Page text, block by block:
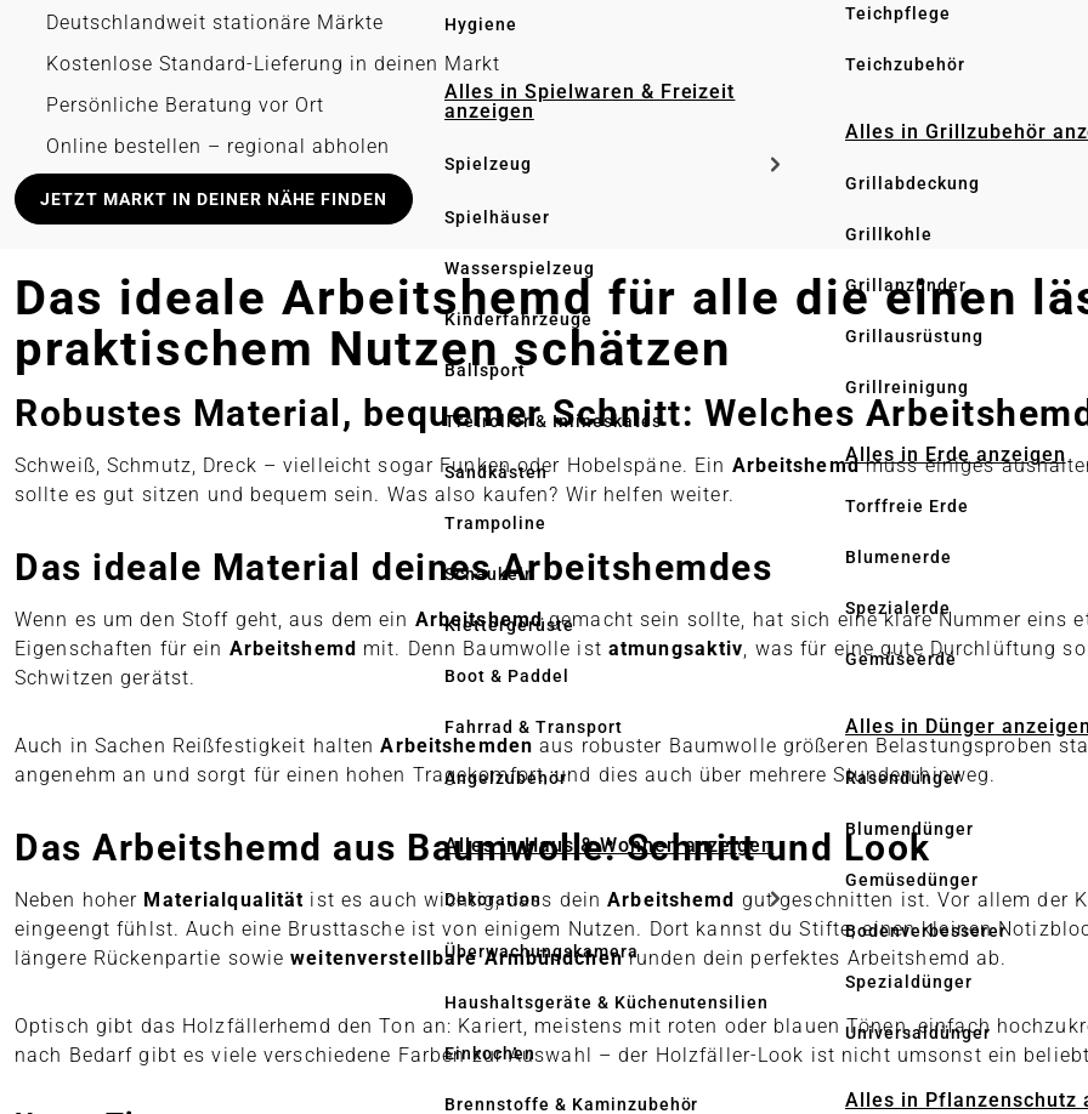
Hygiene
Alles in Spielwaren & Freizeit
anzeigen
Spielzeug
Spielhäuser
Wasserspielzeug
Kinderfahrzeuge
Ballsport
Tretroller & Inlineskates
Sandkästen
Trampoline
Schaukeln
Klettergerüste
Boot & Paddel
Fahrrad & Transport
Angelzubehör
Alles in Haus & Wohnen anzeigen
Dekoration
Überwachungskamera
Haushaltsgeräte & Küchenutensilien
Einkochen
Brennstoffe & Kaminzubehör
Teichpflege
Teichzubehör
Alles in Grillzubehör
Grillabdeckung
Grillkohle
Grillanzünder
Grillausrüstung
Grillreinigung
Alles in Erde anzeigen
Torffreie Erde
Blumenerde
Spezialerde
Gemüseerde
Alles in Dünger anzeigen
Rasendünger
Blumendünger
Gemüsedünger
Bodenverbesserer
Spezialdünger
Universaldünger
Alles in Pflanzenschutz
Deutschlandweit stationäre Märkte
Kostenlose Standard-Lieferung in deinen Markt
Persönliche Beratung vor Ort
Online bestellen – regional abholen
JETZT MARKT IN DEINER NÄHE FINDEN
Das ideale Arbeitshemd für alle die einen
praktischem Nutzen schätzen
Robustes Material, bequemer Schnitt: Welches
Schweiß, Schmutz, Dreck – vielleicht sogar Funken oder Hobelspäne. Ein Arbeitshemdmuss einiges
sollte es gut sitzen und bequem sein. Was also kaufen? Wir helfen weiter.
Das ideale Material deines Arbeitshemdes
Wenn es um den Stoff geht, aus dem ein Arbeitshemdgemacht sein sollte, hat sich eine klare Nummer eins
Eigenschaften für ein Arbeitshemd mit. Denn Baumwolle ist atmungsaktiv , was für eine gute Durchlüftung
Schwitzen gerätst.
Auch in Sachen Reißfestigkeit haltenArbeitshemden aus robuster Baumwolle größeren Belastungsproben
angenehm an und sorgt für einen hohen Tragekomfort, und dies auch über mehrere Stunden hinweg.
Das Arbeitshemd aus Baumwolle: Schnitt und Look
Neben hoher Materialqualität ist es auch wichtig, dass deinArbeitshemd gut geschnitten ist. Vor allem der
eingeengt fühlst. Auch eine Brusttasche ist von einigem Nutzen. Dort kannst du Stifte, einen kleinen
längere Rückenpartie sowieweitenverstellbare Armbündchenrunden dein perfektes Arbeitshemd ab.
Optisch gibt das Holzfällerhemd den Ton an: Kariert, meistens mit roten oder blauen Tönen, einfach
nach Bedarf gibt es viele verschiedene Farben zur Auswahl – der Holzfäller-Look ist nicht umsonst ein